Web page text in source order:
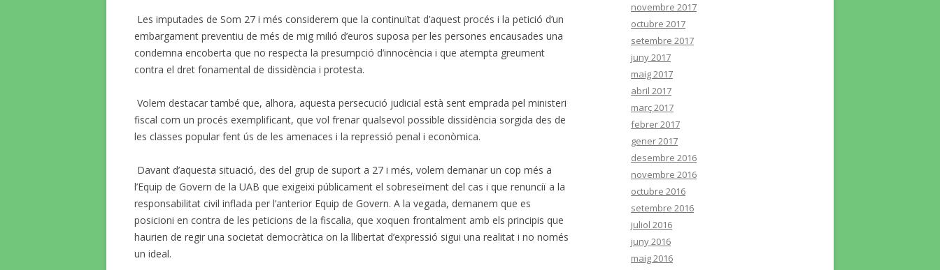
Les imputades de Som 27 i més considerem que la continuïtat d’aquest procés i la petició d’un
embargament preventiu de més de mig milió d’euros suposa per les persones encausades una
condemna encoberta que no respecta la presumpció d’innocència i que atempta greument
contra el dret fonamental de dissidència i protesta.
Volem destacar també que, alhora, aquesta persecució judicial està sent emprada pel ministeri
fiscal com un procés exemplificant, que vol frenar qualsevol possible dissidència sorgida des de
les classes popular fent ús de les amenaces i la repressió penal i econòmica.
Davant d’aquesta situació, des del grup de suport a 27 i més, volem demanar un cop més a
l’Equip de Govern de la UAB que exigeixi públicament el sobreseïment del cas i que renunciï a la
responsabilitat civil inflada per l’anterior Equip de Govern. A la vegada, demanem que es
posicioni en contra de les peticions de la fiscalia, que xoquen frontalment amb els principis que
haurien de regir una societat democràtica on la llibertat d’expressió sigui una realitat i no només
un ideal.
novembre 2017
octubre 2017
setembre 2017
juny 2017
maig 2017
abril 2017
març 2017
febrer 2017
gener 2017
desembre 2016
novembre 2016
octubre 2016
setembre 2016
juliol 2016
juny 2016
maig 2016